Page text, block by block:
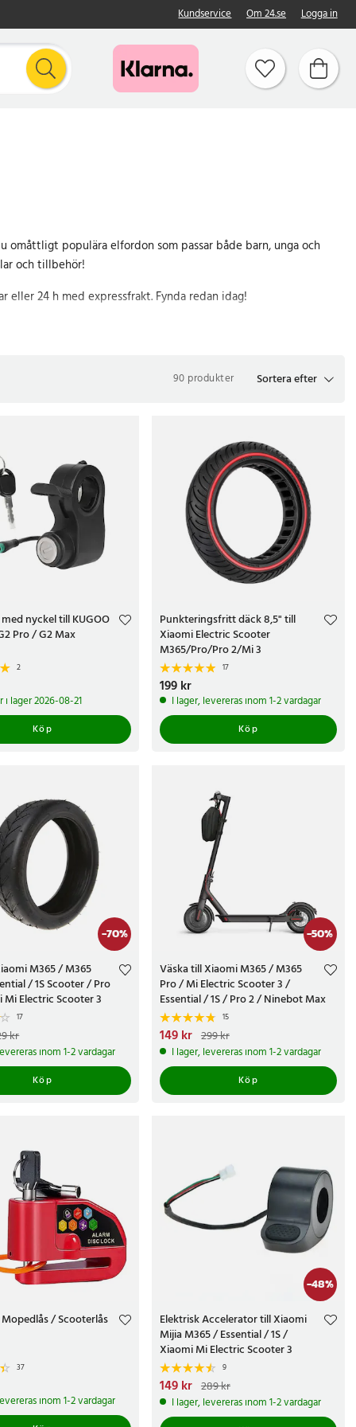
Kundservice Om 24.se Logga in
populära elfordon som passar både barn, unga och
och tillbehör!
eller 24 h med expressfrakt. Fynda redan idag!
finns det? Ja, här hjälper vi dig med de vanligaste frågorna!
en Segway. Den har dessutom en hastighet upp till 12
är lite dyrare och otympligare än elscootern men har en
billiga hoverkarts är perfekta för dig som vill hitta fler roliga
bromslås och bakskärmar till fästremmar, kontrollpaneler,
365 dagars öppet köp och en kundservice som har tid för dig.
90 produkter Sortera efter
nyckel till KUGOO
Pro / G2 Max
2
i lager 2026-08-21
Köp
Punkteringsfritt däck 8,5" till
Xiaomi Electric Scooter
M365/Pro/Pro 2/Mi 3
17
Pris :199 kr
199 kr
I lager, levereras inom 1-2 vardagar
Köp
-70%
M365 / M365
/ 1S Scooter / Pro
Electric Scooter 3
17
pris
kr
inom 1-2 vardagar
Köp
-50%
Väska till Xiaomi M365 / M365
Pro / Mi Electric Scooter 3 /
Essential / 1S / Pro 2 / Ninebot Max
G30
15
Nuvarande pris
299 kr
149 kr 299 kr
I lager, levereras inom 1-2 vardagar
Köp
/ Scooterlås
37
inom 1-2 vardagar
-48%
Elektrisk Accelerator till Xiaomi
Mijia M365 / Essential / 1S /
Xiaomi Mi Electric Scooter 3
9
Nuvarande pris
289 kr
149 kr 289 kr
I lager, levereras inom 1-2 vardagar